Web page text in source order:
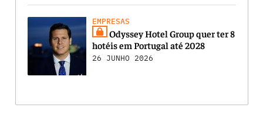
EMPRESAS
Odyssey Hotel Group quer ter 8
hotéis em Portugal até 2028
26 JUNHO 2026